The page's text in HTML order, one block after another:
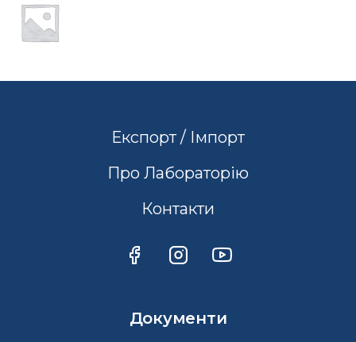
Експорт / Імпорт
Про Лабораторію
Контакти
Документи